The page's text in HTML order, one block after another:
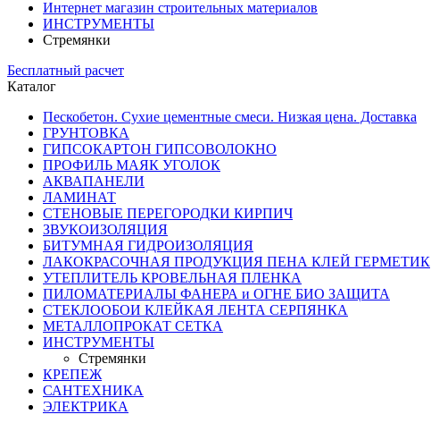
Интернет магазин строительных материалов
ИНСТРУМЕНТЫ
Стремянки
Бесплатный расчет
Каталог
Пескобетон. Сухие цементные смеси. Низкая цена. Доставка
ГРУНТОВКА
ГИПСОКАРТОН ГИПСОВОЛОКНО
ПРОФИЛЬ МАЯК УГОЛОК
АКВАПАНЕЛИ
ЛАМИНАТ
СТЕНОВЫЕ ПЕРЕГОРОДКИ КИРПИЧ
ЗВУКОИЗОЛЯЦИЯ
БИТУМНАЯ ГИДРОИЗОЛЯЦИЯ
ЛАКОКРАСОЧНАЯ ПРОДУКЦИЯ ПЕНА КЛЕЙ ГЕРМЕТИК
УТЕПЛИТЕЛЬ КРОВЕЛЬНАЯ ПЛЕНКА
ПИЛОМАТЕРИАЛЫ ФАНЕРА и ОГНЕ БИО ЗАЩИТА
СТЕКЛООБОИ КЛЕЙКАЯ ЛЕНТА СЕРПЯНКА
МЕТАЛЛОПРОКАТ СЕТКА
ИНСТРУМЕНТЫ
Стремянки
КРЕПЕЖ
САНТЕХНИКА
ЭЛЕКТРИКА